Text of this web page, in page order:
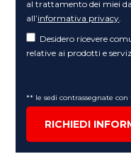
al trattamento dei miei
all’informativa privacy
Desidero ricevere
relative ai prodotti e
** le sedi contrassegnate
RICHIEDI